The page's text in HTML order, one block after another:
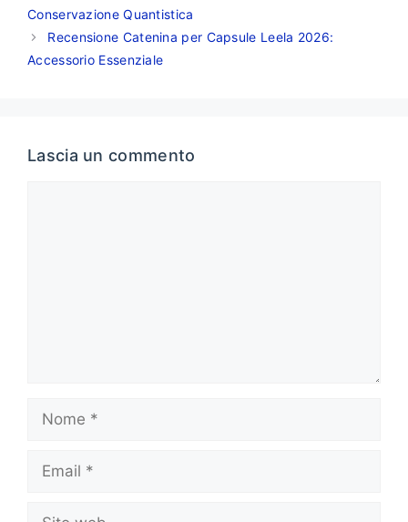
Conservazione Quantistica
Recensione Catenina per Capsule Leela 2026:
Accessorio Essenziale
Lascia un commento